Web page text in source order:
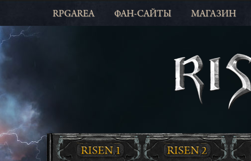
RPGAREA ФАН-САЙТЫ МАГАЗИН